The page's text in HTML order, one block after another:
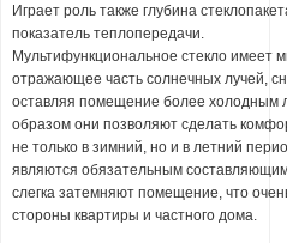
Играет роль также глубина
показатель теплопередачи.
Мультифункциональное стекло имеет
отражающее часть солнечных лучей,
оставляя помещение более холодным
образом они позволяют сделать
не только в зимний, но и в летний
являются обязательным составляющим
слегка затемняют помещение, что
стороны квартиры и частного дома.